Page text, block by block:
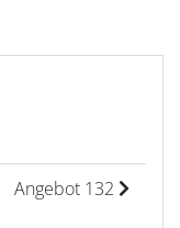
Angebot 132